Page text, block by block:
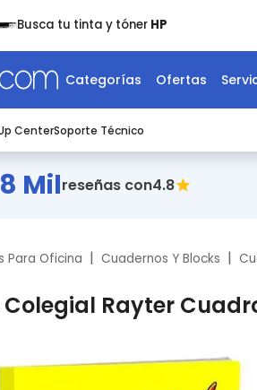
Busca tu tinta y tónerHP
Categorías Ofertas
CenterSoporte Técnico
Milreseñas con4.8
Para Oficina | Cuadernos Y Blocks |
Rayter